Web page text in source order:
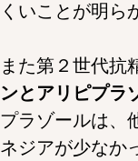
くいことが明ら
また第２世代抗
ンとアリピプラ
プラゾールは、
ネジアが少なか